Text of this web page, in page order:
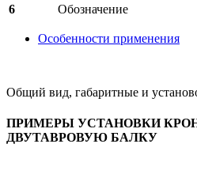
6
Обозначение
Особенности применения
Общий вид, габаритные и
ПРИМЕРЫ УСТАНОВКИ
ДВУТАВРОВУЮ БАЛКУ